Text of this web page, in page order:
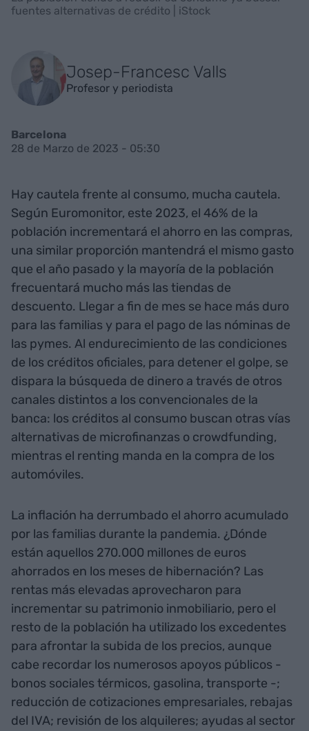
fuentes alternativas de crédito | iStock
Josep-Francesc Valls
Profesor y periodista
Barcelona
28 de Marzo de 2023 - 05:30
Hay cautela frente al consumo, mucha cautela.
Según Euromonitor, este 2023, el 46% de la
población incrementará el ahorro en las compras,
una similar proporción mantendrá el mismo gasto
que el año pasado y la mayoría de la población
frecuentará mucho más las tiendas de
descuento. Llegar a fin de mes se hace más duro
para las familias y para el pago de las nóminas de
las pymes. Al endurecimiento de las condiciones
de los créditos oficiales, para detener el golpe, se
dispara la búsqueda de dinero a través de otros
canales distintos a los convencionales de la
banca: los créditos al consumo buscan otras vías
alternativas de microfinanzas o crowdfunding,
mientras el renting manda en la compra de los
automóviles.
La inflación ha derrumbado el ahorro acumulado
por las familias durante la pandemia. ¿Dónde
están aquellos 270.000 millones de euros
ahorrados en los meses de hibernación? Las
rentas más elevadas aprovecharon para
incrementar su patrimonio inmobiliario, pero el
resto de la población ha utilizado los excedentes
para afrontar la subida de los precios, aunque
cabe recordar los numerosos apoyos públicos -
bonos sociales térmicos, gasolina, transporte -;
reducción de cotizaciones empresariales, rebajas
del IVA; revisión de los alquileres; ayudas al sector